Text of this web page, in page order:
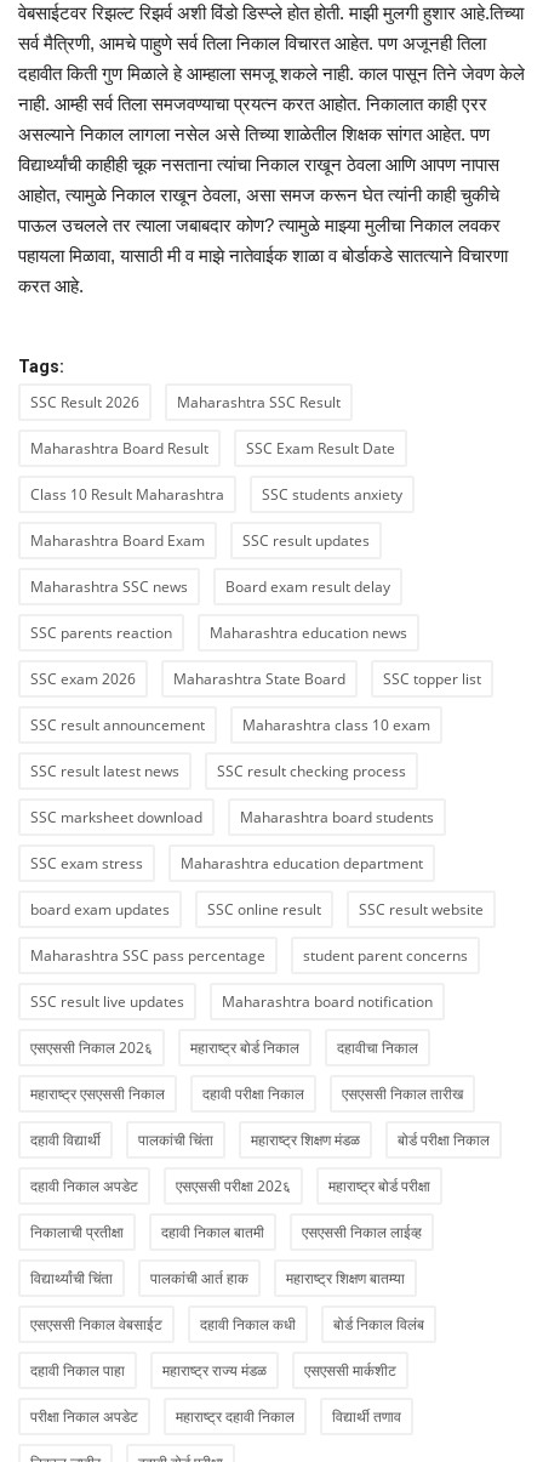
वेबसाईटवर रिझल्ट रिझर्व अशी विंडो डिस्प्ले होत होती. माझी मुलगी हुशार आहे.तिच्या
सर्व मैत्रिणी, आमचे पाहुणे सर्व तिला निकाल विचारत आहेत. पण अजूनही तिला
दहावीत किती गुण मिळाले हे आम्हाला समजू शकले नाही. काल पासून तिने जेवण केले
नाही. आम्ही सर्व तिला समजवण्याचा प्रयत्न करत आहोत. निकालात काही एरर
असल्याने निकाल लागला नसेल असे तिच्या शाळेतील शिक्षक सांगत आहेत. पण
विद्यार्थ्यांची काहीही चूक नसताना त्यांचा निकाल राखून ठेवला आणि आपण नापास
आहोत, त्यामुळे निकाल राखून ठेवला, असा समज करून घेत त्यांनी काही चुकीचे
पाऊल उचलले तर त्याला जबाबदार कोण? त्यामुळे माझ्या मुलीचा निकाल लवकर
पहायला मिळावा, यासाठी मी व माझे नातेवाईक शाळा व बोर्डाकडे सातत्याने विचारणा
करत आहे.
Tags:
SSC Result 2026 Maharashtra SSC Result
Maharashtra Board Result SSC Exam Result Date
Class 10 Result Maharashtra SSC students anxiety
Maharashtra Board Exam SSC result updates
Maharashtra SSC news Board exam result delay
SSC parents reaction Maharashtra education news
SSC exam 2026 Maharashtra State Board SSC topper list
SSC result announcement Maharashtra class 10 exam
SSC result latest news SSC result checking process
SSC marksheet download Maharashtra board students
SSC exam stress Maharashtra education department
board exam updates SSC online result SSC result website
Maharashtra SSC pass percentage student parent concerns
SSC result live updates Maharashtra board notification
एसएससी निकाल 202६ महाराष्ट्र बोर्ड निकाल दहावीचा निकाल
महाराष्ट्र एसएससी निकाल दहावी परीक्षा निकाल एसएससी निकाल तारीख
दहावी विद्यार्थी पालकांची चिंता महाराष्ट्र शिक्षण मंडळ बोर्ड परीक्षा निकाल
दहावी निकाल अपडेट एसएससी परीक्षा 202६ महाराष्ट्र बोर्ड परीक्षा
निकालाची प्रतीक्षा दहावी निकाल बातमी एसएससी निकाल लाईव्ह
विद्यार्थ्यांची चिंता पालकांची आर्त हाक महाराष्ट्र शिक्षण बातम्या
एसएससी निकाल वेबसाईट दहावी निकाल कधी बोर्ड निकाल विलंब
दहावी निकाल पाहा महाराष्ट्र राज्य मंडळ एसएससी मार्कशीट
परीक्षा निकाल अपडेट महाराष्ट्र दहावी निकाल विद्यार्थी तणाव